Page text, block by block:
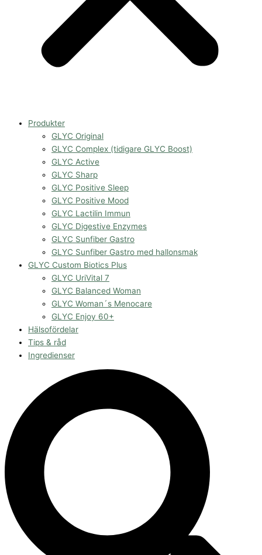
Produkter
GLYC Original
GLYC Complex (tidigare GLYC Boost)
GLYC Active
GLYC Sharp
GLYC Positive Sleep
GLYC Positive Mood
GLYC Lactilin Immun
GLYC Digestive Enzymes
GLYC Sunfiber Gastro
GLYC Sunfiber Gastro med hallonsmak
GLYC Custom Biotics Plus
GLYC UriVital 7
GLYC Balanced Woman
GLYC Woman´s Menocare
GLYC Enjoy 60+
Hälsofördelar
Tips & råd
Ingredienser